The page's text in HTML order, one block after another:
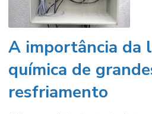
A importância da
química de
resfriamento